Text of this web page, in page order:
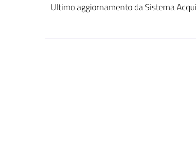
Ultimo aggiornamento da Sistema